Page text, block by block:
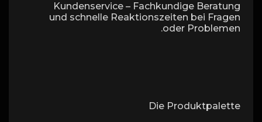
Kundenservice – Fachkundige Beratung
und schnelle Reaktionszeiten bei Fragen
oder Problemen.
Die Produktpalette